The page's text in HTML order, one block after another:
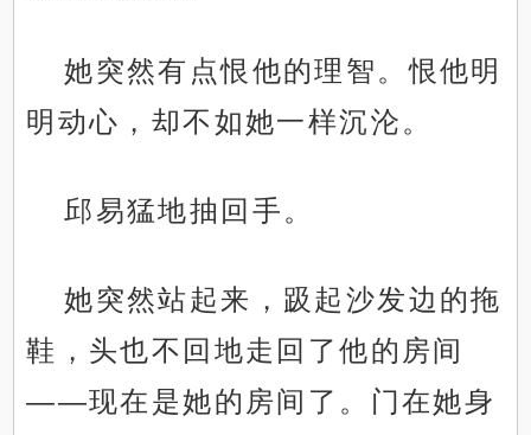
她突然有点恨他的理智。恨他明
明动心，却不如她一样沉沦。
邱易猛地抽回手。
她突然站起来，趿起沙发边的拖
鞋，头也不回地走回了他的房间
——现在是她的房间了。门在她身